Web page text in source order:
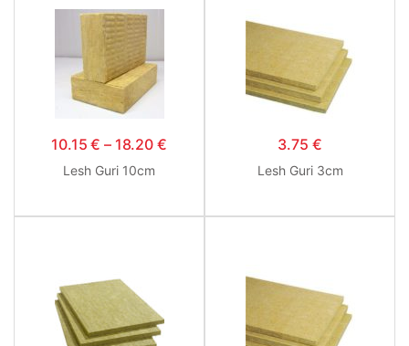
10.15€ – 18.20 €
Lesh Guri 10cm
3.75 €
Lesh Guri 3cm